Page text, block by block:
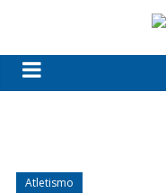
Atletismo